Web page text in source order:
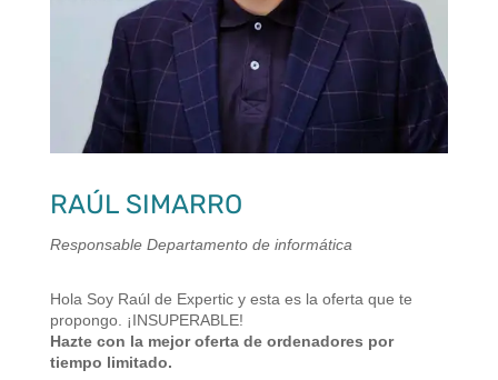
RAÚL SIMARRO
Responsable Departamento de informática
Hola Soy Raúl de Expertic y esta es la oferta que te
propongo. ¡INSUPERABLE!
Hazte con la mejor oferta de ordenadores por
tiempo limitado.